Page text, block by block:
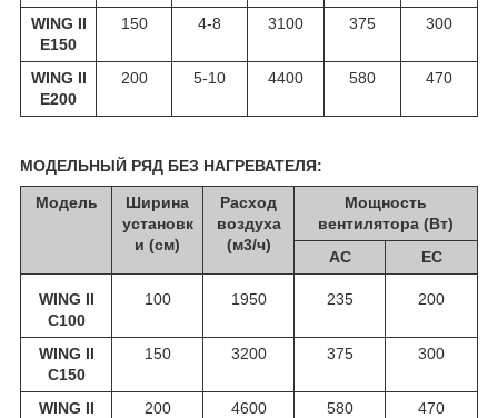
WING II
E150
150 4-8 3100 375 300
WING II
E200
200 5-10 4400 580 470
МОДЕЛЬНЫЙ РЯД БЕЗ НАГРЕВАТЕЛЯ:
Модель
Ширина
установк
и (см)
Расход
воздуха
(м3/ч)
Мощность
вентилятора (Вт)
АС
ЕС
WING II
С100
100 1950 235 200
WING II
С150
150 3200 375 300
WING II
200 4600 580 470